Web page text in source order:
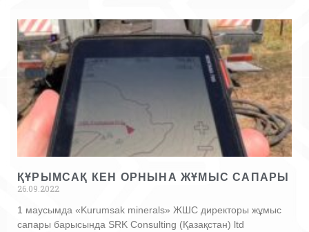
ҚҰРЫМСАҚ КЕН ОРНЫНА ЖҰМЫС САПАРЫ
26.09.2022
1 маусымда «Kurumsak minerals» ЖШС директоры жұмыс
сапары барысында SRK Consulting (Қазақстан) ltd